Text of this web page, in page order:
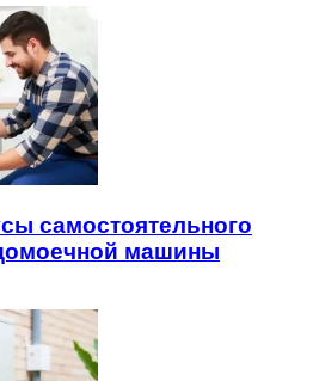
самостоятельного
машины